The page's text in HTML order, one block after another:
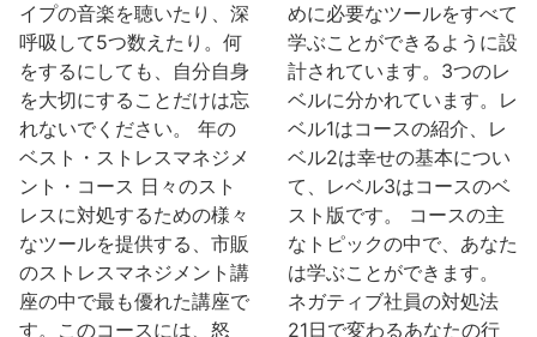
イプの音楽を聴いたり、深
呼吸して5つ数えたり。何
をするにしても、自分自身
を大切にすることだけは忘
れないでください。 年の
ベスト・ストレスマネジメ
ント・コース 日々のスト
レスに対処するための様々
なツールを提供する、市販
のストレスマネジメント講
座の中で最も優れた講座で
す。このコースには、怒
めに必要なツールをすべて
学ぶことができるように設
計されています。3つのレ
ベルに分かれています。レ
ベル1はコースの紹介、レ
ベル2は幸せの基本につい
て、レベル3はコースのベ
スト版です。 コースの主
なトピックの中で、あなた
は学ぶことができます。
ネガティブ社員の対処法
21日で変わるあなたの行